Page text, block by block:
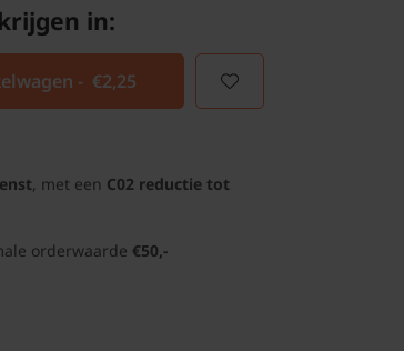
in:
- €2,25
, met een C02 reductie tot
orderwaarde €50,-